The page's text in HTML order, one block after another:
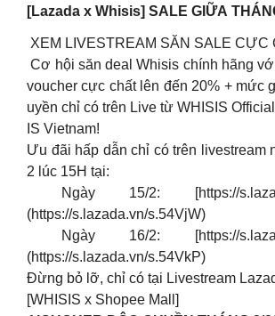
[Lazada x Whisis] SALE GIỮA
XEM LIVESTREAM SĂN SALE CỰC
Cơ hội săn deal Whisis chính hãng
voucher cực chất lên đến 20% + mức
uyền chỉ có trên Live từ WHISIS
IS Vietnam!
Ưu đãi hấp dẫn chỉ có trên livestream
2 lúc 15H tại:
Ngày 15/2: [https://
(https://s.lazada.vn/s.54VjW)
Ngày 16/2: [https://
(https://s.lazada.vn/s.54VkP)
Đừng bỏ lỡ, chỉ có tại Livestream
[WHISIS x Shopee Mall]